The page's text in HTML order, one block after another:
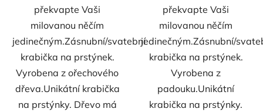
překvapte Vaši
milovanou něčím
jedinečným.Zásnubní/svatební
krabička na prstýnek.
Vyrobena z ořechového
dřeva.Unikátní krabička
na prstýnky. Dřevo má
překvapte Vaši
milovanou něčím
jedinečným.Zásnubní/
krabička na prstýnek.
Vyrobena z
padouku.Unikátní
krabička na prstýnky.